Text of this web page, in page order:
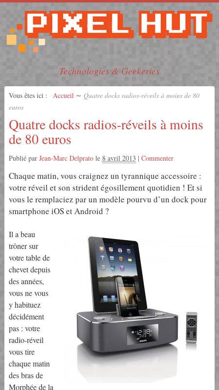
Technologies & Geekeries
Vous êtes ici : Accueil ∼ Quatre docks radios-réveils à moins de 80
euros
Quatre docks radios-réveils à moins
de 80 euros
Publié par Jean-Marc Delpratole 8 avril 2013 | Commenter
Chaque matin, vous craignez un tyrannique accessoire :
votre réveil et son strident égosillement quotidien ! Et si
vous le remplaciez par un modèle pourvu d’un dock pour
smartphone iOS et Android ?
Il a beau
trôner sur
votre table de
chevet depuis
des années,
vous ne vous
y habituez
décidément
pas : votre
radio-réveil
vous tire
chaque matin
des bras de
Morphée de la